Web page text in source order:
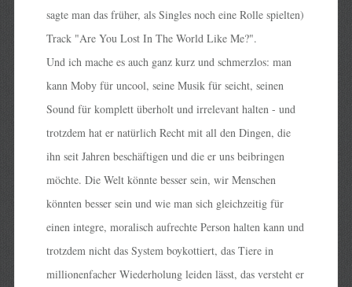
sagte man das früher, als Singles noch eine Rolle spielten)
Track "Are You Lost In The World Like Me?".
Und ich mache es auch ganz kurz und schmerzlos: man
kann Moby für uncool, seine Musik für seicht, seinen
Sound für komplett überholt und irrelevant halten - und
trotzdem hat er natürlich Recht mit all den Dingen, die
ihn seit Jahren beschäftigen und die er uns beibringen
möchte. Die Welt könnte besser sein, wir Menschen
könnten besser sein und wie man sich gleichzeitig für
einen integre, moralisch aufrechte Person halten kann und
trotzdem nicht das System boykottiert, das Tiere in
millionenfacher Wiederholung leiden lässt, das versteht er